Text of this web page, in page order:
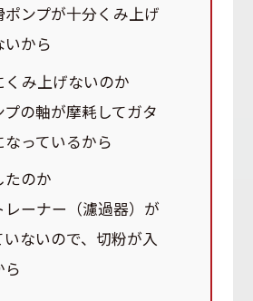
ンプが十分くみ上げ
いから
くみ上げないのか
の軸が摩耗してガタ
なっているから
たのか
ーナー（濾過器）が
いないので、切粉が入
ら